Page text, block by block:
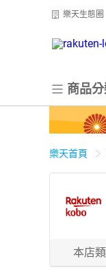
樂天生態圈
商品
樂天首頁
本店類